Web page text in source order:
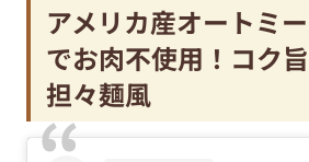
アメリカ産オートミ
でお肉不使用！コク
担々麺風